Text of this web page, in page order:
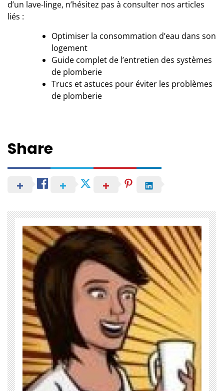
d’un lave-linge, n’hésitez pas à consulter nos articles
liés :
Optimiser la consommation d’eau dans son
logement
Guide complet de l’entretien des systèmes
de plomberie
Trucs et astuces pour éviter les problèmes
de plomberie
Share